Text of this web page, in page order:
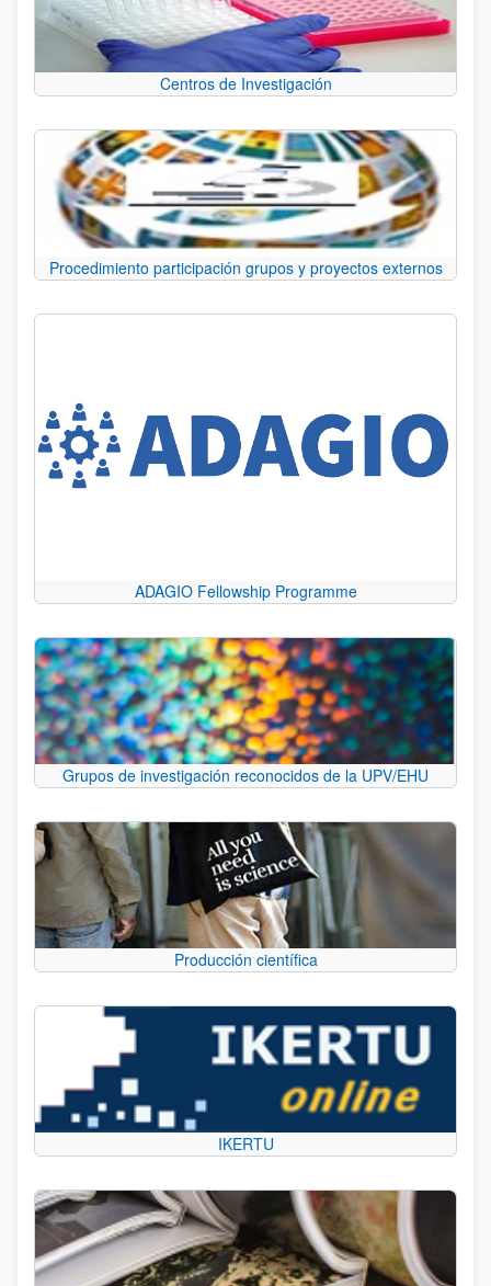
Centros de Investigación
Procedimiento participación grupos y proyectos externos
ADAGIO Fellowship Programme
Grupos de investigación reconocidos de la UPV/EHU
Producción científica
IKERTU